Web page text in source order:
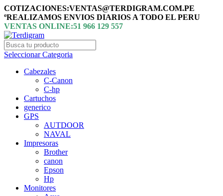
COTIZACIONES:VENTAS@TERDIGRAM.COM.PE
ºREALIZAMOS ENVIOS DIARIOS A TODO EL PERU
VENTAS ONLINE:51 966 129 557
Seleccionar Categoria
Cabezales
C-Canon
C-hp
Cartuchos
generico
GPS
AUTDOOR
NAVAL
Impresoras
Brother
canon
Epson
Hp
Monitores